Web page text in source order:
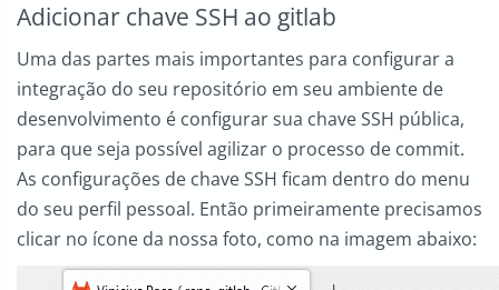
Adicionar chave SSH ao gitlab
Uma das partes mais importantes para configurar a
integração do seu repositório em seu ambiente de
desenvolvimento é configurar sua chave SSH pública,
para que seja possível agilizar o processo de commit.
As configurações de chave SSH ficam dentro do menu
do seu perfil pessoal. Então primeiramente precisamos
clicar no ícone da nossa foto, como na imagem abaixo: